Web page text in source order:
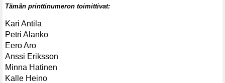
Tämän printtinumeron toimittivat:
Kari Antila
Petri Alanko
Eero Aro
Anssi Eriksson
Minna Hatinen
Kalle Heino